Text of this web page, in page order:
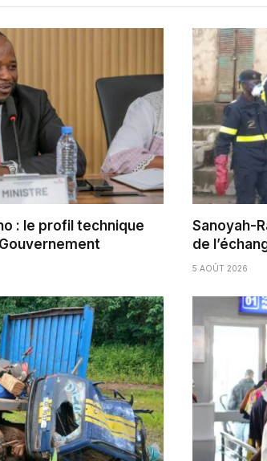
: le profil technique
Sanoyah-
de
5 AOÛT 2026